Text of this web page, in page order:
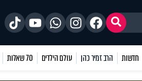
חדשות הרב זמיר כהן עולם הילדים 70 שאלות